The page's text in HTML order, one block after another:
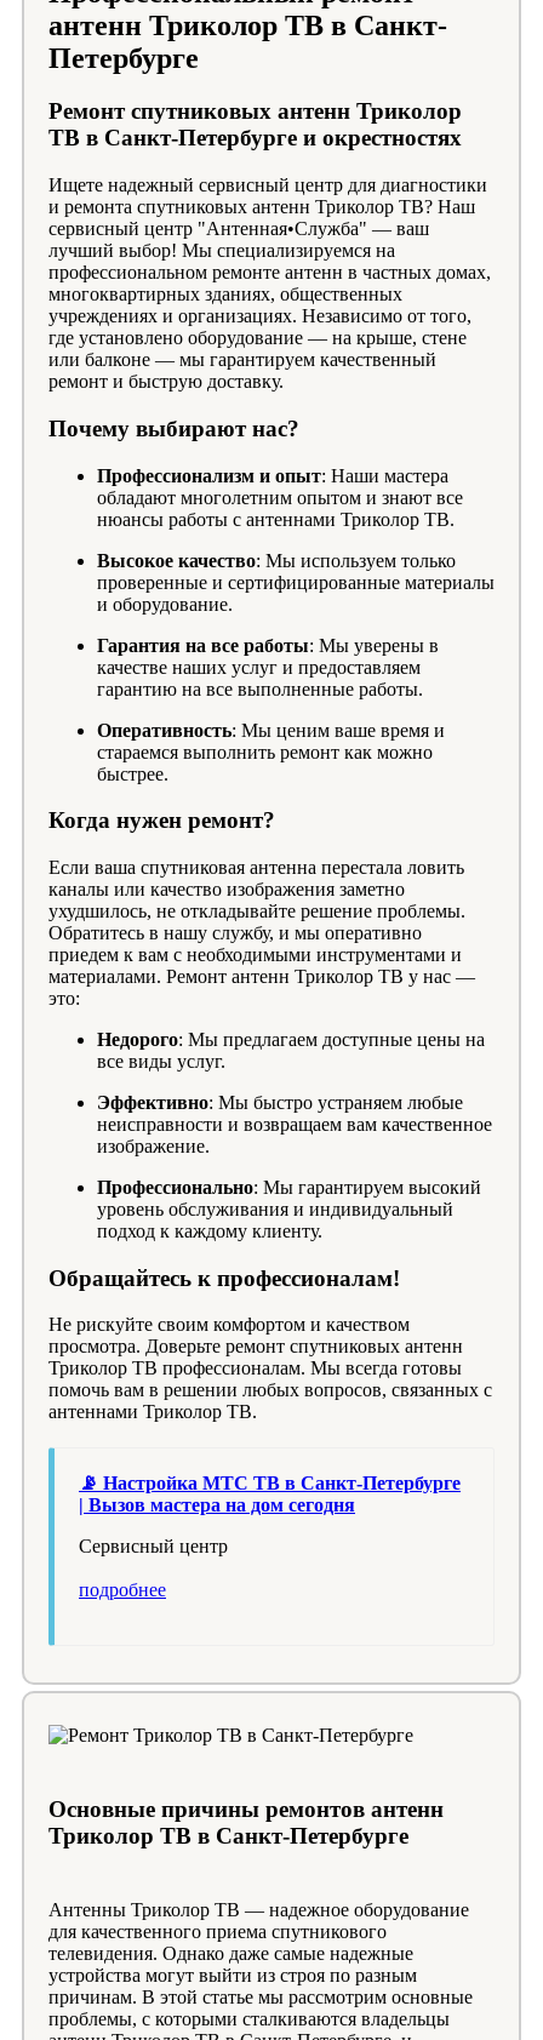
антенн Триколор ТВ в Санкт-
Петербурге
Ремонт спутниковых антенн Триколор
ТВ в Санкт-Петербурге и окрестностях
Ищете надежный сервисный центр для диагностики
и ремонта спутниковых антенн Триколор ТВ? Наш
сервисный центр "Антенная•Служба" — ваш
лучший выбор! Мы специализируемся на
профессиональном ремонте антенн в частных домах,
многоквартирных зданиях, общественных
учреждениях и организациях. Независимо от того,
где установлено оборудование — на крыше, стене
или балконе — мы гарантируем качественный
ремонт и быструю доставку.
Почему выбирают нас?
Профессионализм и опыт: Наши мастера
обладают многолетним опытом и знают все
нюансы работы с антеннами Триколор ТВ.
Высокое качество: Мы используем только
проверенные и сертифицированные материалы
и оборудование.
Гарантия на все работы: Мы уверены в
качестве наших услуг и предоставляем
гарантию на все выполненные работы.
Оперативность: Мы ценим ваше время и
стараемся выполнить ремонт как можно
быстрее.
Когда нужен ремонт?
Если ваша спутниковая антенна перестала ловить
каналы или качество изображения заметно
ухудшилось, не откладывайте решение проблемы.
Обратитесь в нашу службу, и мы оперативно
приедем к вам с необходимыми инструментами и
материалами. Ремонт антенн Триколор ТВ у нас —
это:
Недорого: Мы предлагаем доступные цены на
все виды услуг.
Эффективно: Мы быстро устраняем любые
неисправности и возвращаем вам качественное
изображение.
Профессионально: Мы гарантируем высокий
уровень обслуживания и индивидуальный
подход к каждому клиенту.
Обращайтесь к профессионалам!
Не рискуйте своим комфортом и качеством
просмотра. Доверьте ремонт спутниковых антенн
Триколор ТВ профессионалам. Мы всегда готовы
помочь вам в решении любых вопросов, связанных с
антеннами Триколор ТВ.
📡 Настройка МТС ТВ в Санкт-Петербурге
| Вызов мастера на дом сегодня
Cервисный центр
подробнее
Основные причины ремонтов антенн
Триколор ТВ в Санкт-Петербурге
Антенны Триколор ТВ — надежное оборудование
для качественного приема спутникового
телевидения. Однако даже самые надежные
устройства могут выйти из строя по разным
причинам. В этой статье мы рассмотрим основные
проблемы, с которыми сталкиваются владельцы